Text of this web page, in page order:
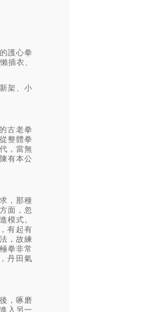
護心拳
插衣、
架、小
古老拳
整體拳
，當無
有本公
，那種
面，忽
模式。
有起有
，故練
拳非常
丹田氣
，啄磨
入另一